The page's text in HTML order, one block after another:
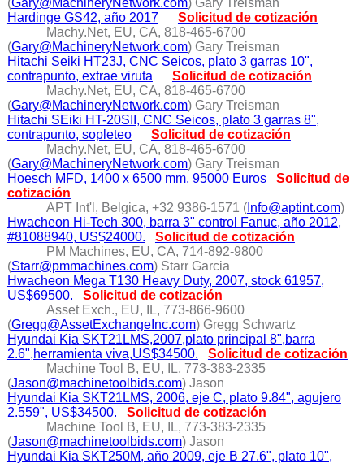
(Gary@MachineryNetwork.com) Gary Treisman
Hardinge GS42, año 2017
Solicitud de cotización
Machy.Net, EU, CA, 818-465-6700
(Gary@MachineryNetwork.com) Gary Treisman
Hitachi Seiki HT23J, CNC Seicos, plato 3 garras 10",
contrapunto, extrae viruta
Solicitud de cotización
Machy.Net, EU, CA, 818-465-6700
(Gary@MachineryNetwork.com) Gary Treisman
Hitachi SEiki HT-20SII, CNC Seicos, plato 3 garras 8",
contrapunto, sopleteo
Solicitud de cotización
Machy.Net, EU, CA, 818-465-6700
(Gary@MachineryNetwork.com) Gary Treisman
Hoesch MFD, 1400 x 6500 mm, 95000 Euros
Solicitud de
cotización
APT Int'l, Belgica, +32 9386-1571 (Info@aptint.com)
Hwacheon Hi-Tech 300, barra 3" control Fanuc, año 2012,
#81088940, US$24000.
Solicitud de cotización
PM Machines, EU, CA, 714-892-9800
(Starr@pmmachines.com) Starr Garcia
Hwacheon Mega T130 Heavy Duty, 2007, stock 61957,
US$69500.
Solicitud de cotización
Asset Exch., EU, IL, 773-866-9600
(Gregg@AssetExchangeInc.com) Gregg Schwartz
Hyundai Kia SKT21LMS,2007,plato principal 8",barra
2.6",herramienta viva,US$34500.
Solicitud de cotización
Machine Tool B, EU, IL, 773-383-2335
(Jason@machinetoolbids.com) Jason
Hyundai Kia SKT21LMS, 2006, eje C, plato 9.84", agujero
2.559", US$34500.
Solicitud de cotización
Machine Tool B, EU, IL, 773-383-2335
(Jason@machinetoolbids.com) Jason
Hyundai Kia SKT250M, año 2009, eje B 27.6", plato 10",